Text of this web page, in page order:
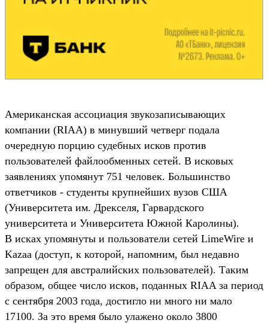
Американская ассоциация звукозаписывающих
компании (RIAA) в минувший четверг подала
очередную порцию судебных исков против
пользователей файлообменных сетей. В исковых
заявлениях упомянут 751 человек. Большинство
ответчиков - студенты крупнейших вузов США
(Университета им. Дрекселя, Гарвардского
университета и Университета Южной Каролины).
В исках упомянуты и пользователи сетей LimeWire и
Kazaa (доступ, к которой, напомним, был недавно
запрещен для австралийских пользователей). Таким
образом, общее число исков, поданных RIAA за период
с сентября 2003 года, достигло ни много ни мало
17100. За это время было улажено около 3800